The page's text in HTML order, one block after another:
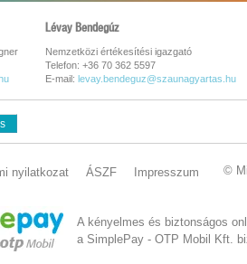
Lévay Bendegúz
Nemzetközi értékesítési igazgató
Telefon: +36 70 362 5597
E-mail: levay.bendeguz@szaunagyartas.hu
nyilatkozat ÁSZF Impresszum ©
A kényelmes és biztonságos
a SimplePay - OTP Mobil Kft.